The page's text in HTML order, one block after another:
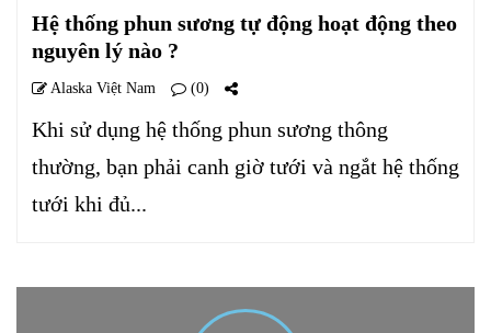
Hệ thống phun sương tự động hoạt động theo
nguyên lý nào ?
Alaska Việt Nam (0)
Khi sử dụng hệ thống phun sương thông
thường, bạn phải canh giờ tưới và ngắt hệ thống
tưới khi đủ...